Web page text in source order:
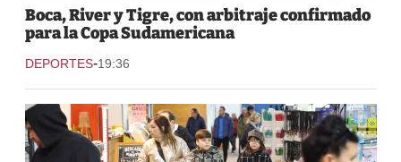
Boca, River y Tigre, con arbitraje confirmado
para la Copa Sudamericana
DEPORTES-19:36